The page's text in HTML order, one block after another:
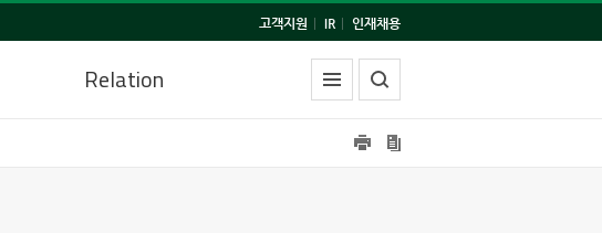
고객지원 IR 인재채용
Relation